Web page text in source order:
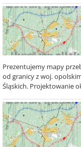
Prezentujemy mapy
od granicy z woj.
Śląskich. Projektowanie